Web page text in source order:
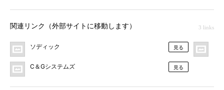
関連リンク（外部サイトに移動します） 3 links
ソディック 見る
C＆Gシステムズ 見る